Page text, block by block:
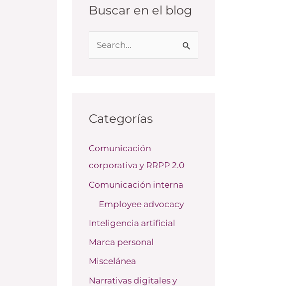
Buscar en el blog
a
p
o
r
Categorías
Comunicación
corporativa y RRPP 2.0
Comunicación interna
Employee advocacy
Inteligencia artificial
Marca personal
Miscelánea
Narrativas digitales y